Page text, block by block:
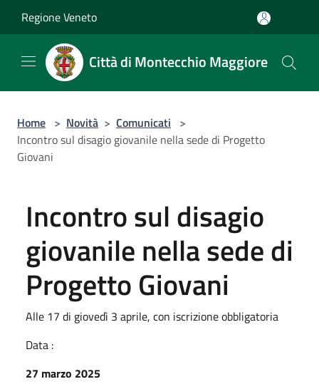
Regione Veneto
Città di Montecchio Maggiore
Home > Novità > Comunicati >
Incontro sul disagio giovanile nella sede di Progetto
Giovani
Incontro sul disagio
giovanile nella sede di
Progetto Giovani
Alle 17 di giovedì 3 aprile, con iscrizione obbligatoria
Data :
27 marzo 2025